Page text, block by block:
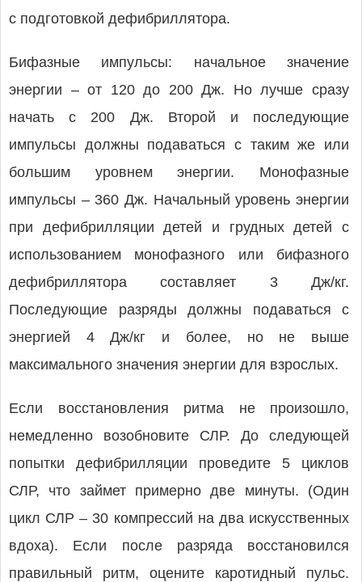
с подготовкой дефибриллятора.
Бифазные импульсы: начальное значение
энергии – от 120 до 200 Дж. Но лучше сразу
начать с 200 Дж. Второй и последующие
импульсы должны подаваться с таким же или
большим уровнем энергии. Монофазные
импульсы – 360 Дж. Начальный уровень энергии
при дефибрилляции детей и грудных детей с
использованием монофазного или бифазного
дефибриллятора составляет 3 Дж/кг.
Последующие разряды должны подаваться с
энергией 4 Дж/кг и более, но не выше
максимального значения энергии для взрослых.
Если восстановления ритма не произошло,
немедленно возобновите СЛР. До следующей
попытки дефибрилляции проведите 5 циклов
СЛР, что займет примерно две минуты. (Один
цикл СЛР – 30 компрессий на два искусственных
вдоха). Если после разряда восстановился
правильный ритм, оцените каротидный пульс.